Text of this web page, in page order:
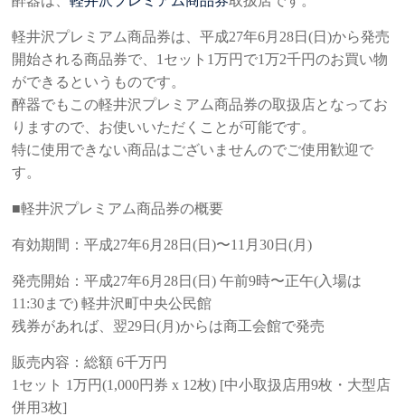
軽井沢プレミアム商品券は、平成27年6月28日(日)から発売
開始される商品券で、1セット1万円で1万2千円のお買い物
ができるというものです。
醉器でもこの軽井沢プレミアム商品券の取扱店となってお
りますので、お使いいただくことが可能です。
特に使用できない商品はございませんのでご使用歓迎で
す。
■軽井沢プレミアム商品券の概要
有効期間：平成27年6月28日(日)〜11月30日(月)
発売開始：平成27年6月28日(日) 午前9時〜正午(入場は
11:30まで) 軽井沢町中央公民館
残券があれば、翌29日(月)からは商工会館で発売
販売内容：総額 6千万円
1セット 1万円(1,000円券 x 12枚) [中小取扱店用9枚・大型店
併用3枚]